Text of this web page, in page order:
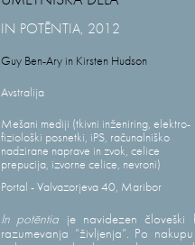
IN POTĒNTIA, 2012
Guy Ben-Ary in Kirsten Hudson
Avstralija
Mešani mediji (tkivni inženiring, elektro-
fiziološki posnetki, iPS, računalniško
nadzirane naprave in zvok, celice
prepucija, izvorne celice, nevroni)
Portal - Valvazorjeva 40, Maribor
In potēntia je navidezen
razumevanja “življenja”. Po